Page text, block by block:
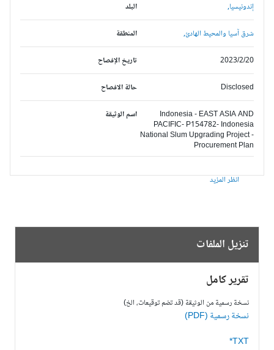
البلد إندونيسيا,
المنطقة شرق آسيا والمحيط الهادئ,
تاريخ الإفصاح 2023/2/20
حالة الافصاح Disclosed
اسم الوثيقة
Indonesia - EAST ASIA AND
PACIFIC- P154782- Indonesia
National Slum Upgrading Project -
Procurement Plan
انظر المزيد
تنزيل الملفات
تقرير كامل
نسخة رسمية من الوثيقة (قد تضم توقيعات، الخ)
نسخة رسمية (PDF)
TXT*